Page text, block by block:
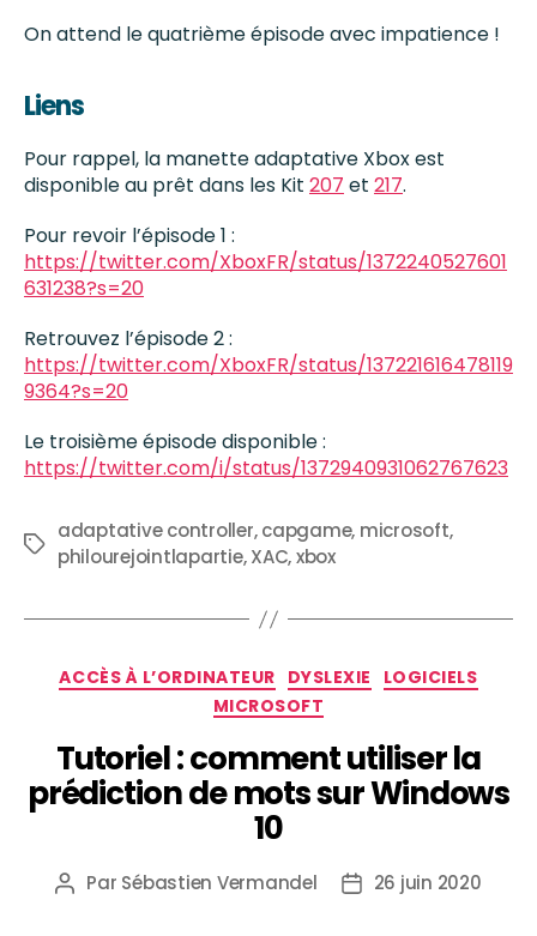
On attend le quatrième épisode avec impatience !
Liens
Pour rappel, la manette adaptative Xbox est
disponible au prêt dans les Kit 207 et 217.
Pour revoir l’épisode 1 :
https://twitter.com/XboxFR/status/1372240527601
631238?s=20
Retrouvez l’épisode 2 :
https://twitter.com/XboxFR/status/137221616478119
9364?s=20
Le troisième épisode disponible :
https://twitter.com/i/status/1372940931062767623
adaptative controller,capgame, microsoft,
philourejointlapartie,XAC,xbox
ACCÈS À L’ORDINATEUR DYSLEXIE
LOGICIELS
MICROSOFT
Tutoriel : comment utiliser la
prédiction de mots sur Windows
10
Par Sébastien Vermandel 26 juin 2020